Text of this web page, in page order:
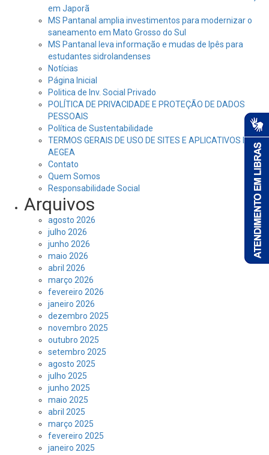
em Japorã
MS Pantanal amplia investimentos para modernizar o
saneamento em Mato Grosso do Sul
MS Pantanal leva informação e mudas de Ipês para
estudantes sidrolandenses
Notícias
Página Inicial
Politica de Inv. Social Privado
POLÍTICA DE PRIVACIDADE E PROTEÇÃO DE DADOS
PESSOAIS
Política de Sustentabilidade
TERMOS GERAIS DE USO DE SITES E APLICATIVOS DA
AEGEA
Contato
Quem Somos
Responsabilidade Social
Arquivos
agosto 2026
julho 2026
junho 2026
maio 2026
abril 2026
março 2026
fevereiro 2026
janeiro 2026
dezembro 2025
novembro 2025
outubro 2025
setembro 2025
agosto 2025
julho 2025
junho 2025
maio 2025
abril 2025
março 2025
fevereiro 2025
janeiro 2025